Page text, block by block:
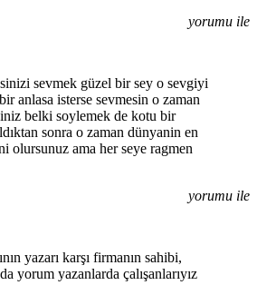
yorumu ile
sevmek güzel bir sey o sevgiyi
anlasa isterse sevmesin o zaman
belki soylemek de kotu bir
sonra o zaman dünyanin en
olursunuz ama her seye ragmen
yorumu ile
yazarı karşı firmanın sahibi,
yorum yazanlarda çalışanlarıyız